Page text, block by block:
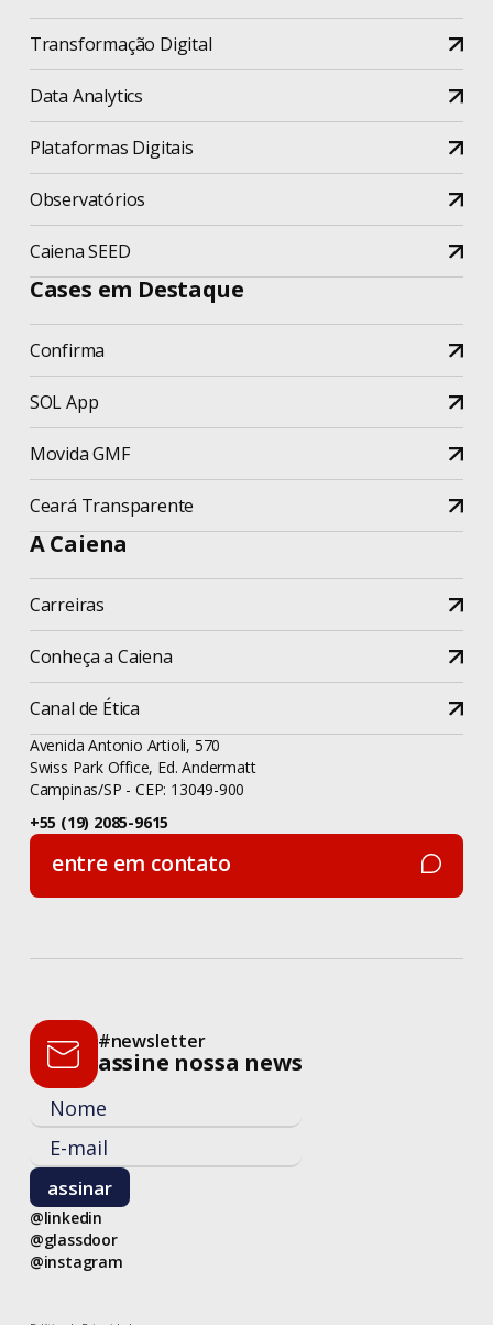
Transformação Digital
Data Analytics
Plataformas Digitais
Observatórios
Caiena SEED
Cases em Destaque
Confirma
SOL App
Movida GMF
Ceará Transparente
A Caiena
Carreiras
Conheça a Caiena
Canal de Ética
Avenida Antonio Artioli, 570
Swiss Park Office, Ed. Andermatt
Campinas/SP - CEP: 13049-900
+55 (19) 2085-9615
entre em contato
entre em contato
#newsletter
assine nossa news
@linkedin
@glassdoor
@instagram